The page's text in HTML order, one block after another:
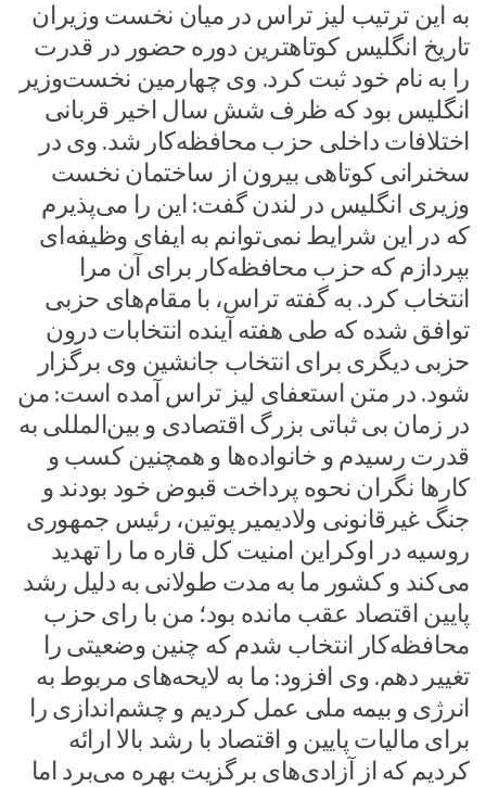
به این ترتیب لیز تراس در میان نخست‌ وزیران
تاریخ انگلیس کوتاهترین دوره حضور در قدرت
را به نام خود ثبت کرد. وی چهارمین نخست‌وزیر
انگلیس بود که ظرف شش سال اخیر قربانی
اختلافات داخلی حزب محافظه‌کار شد. وی در
سخنرانی کوتاهی بیرون از ساختمان نخست
وزیری انگلیس در لندن گفت: این را می‌پذیرم
که در این شرایط نمی‌توانم به ایفای وظیفه‌ای
بپردازم که حزب محافظه‌کار برای آن مرا
انتخاب کرد. ‌به گفته تراس، با مقام‌های حزبی
توافق شده که طی هفته آینده انتخابات درون
حزبی دیگری برای انتخاب جانشین وی برگزار
شود. در متن استعفای لیز تراس آمده است: من
در زمان بی ثباتی بزرگ اقتصادی و بین‌المللی به
قدرت رسیدم و خانواده‌ها و همچنین کسب و
کارها نگران نحوه پرداخت قبوض خود بودند و
جنگ غیرقانونی ولادیمیر پوتین، رئیس جمهوری
روسیه در اوکراین امنیت کل قاره ما را تهدید
می‌کند و کشور ما به مدت طولانی به دلیل رشد
پایین اقتصاد عقب مانده بود؛ من با رای حزب
محافظه‌کار انتخاب شدم که چنین وضعیتی را
تغییر دهم. وی افزود: ما به لایحه‌های مربوط به
انرژی و بیمه ملی عمل کردیم و چشم‌اندازی را
برای مالیات پایین و اقتصاد با رشد بالا ارائه
کردیم که از آزادی‌های برگزیت بهره می‌برد اما